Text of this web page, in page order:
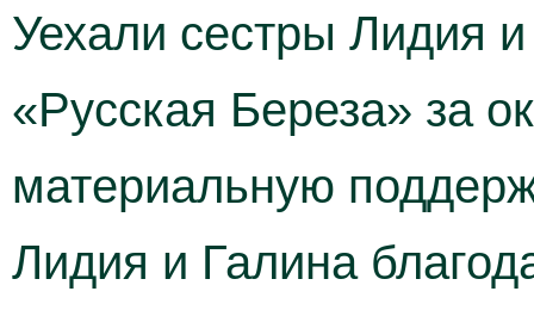
Уехали сестры Лидия
«Русская Береза» за
материальную
Лидия и Галина